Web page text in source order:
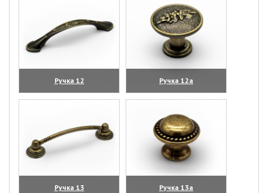
Ручка 12
(увеличить)
Ручка 12а
(увеличить)
Ручка 13
Ручка 13а